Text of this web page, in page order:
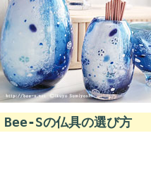
Bee-Sの仏具の選び方